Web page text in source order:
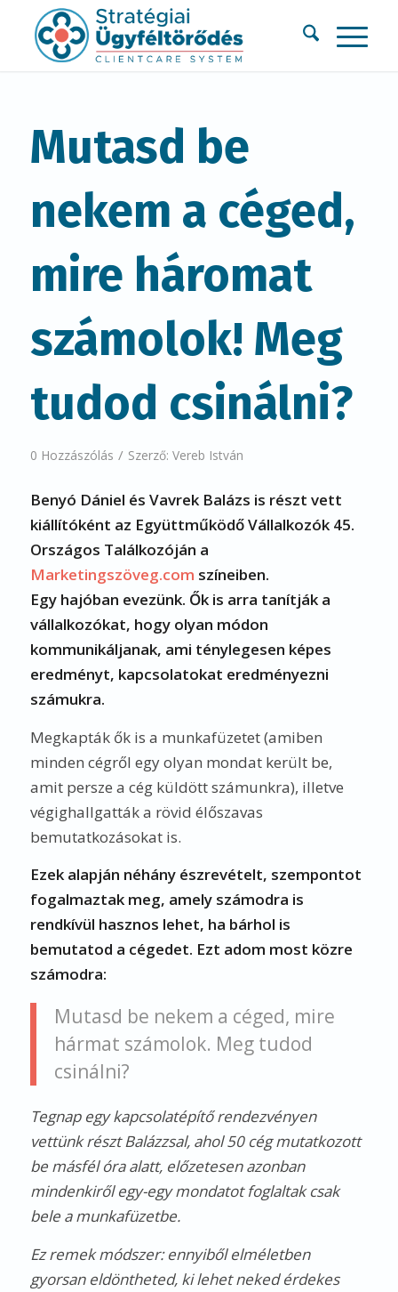
Mutasd be
nekem a céged,
mire háromat
számolok! Meg
tudod csinálni?
0 Hozzászólás / Szerző: Vereb István
Benyó Dániel és Vavrek Balázs is részt vett
kiállítóként az Együttműködő Vállalkozók 45.
Országos Találkozóján a
Marketingszöveg.com színeiben.
Egy hajóban evezünk. Ők is arra tanítják a
vállalkozókat, hogy olyan módon
kommunikáljanak, ami ténylegesen képes
eredményt, kapcsolatokat eredményezni
számukra.
Megkapták ők is a munkafüzetet (amiben
minden cégről egy olyan mondat került be,
amit persze a cég küldött számunkra), illetve
végighallgatták a rövid élőszavas
bemutatkozásokat is.
Ezek alapján néhány észrevételt, szempontot
fogalmaztak meg, amely számodra is
rendkívül hasznos lehet, ha bárhol is
bemutatod a cégedet. Ezt adom most közre
számodra:
Mutasd be nekem a céged, mire
hármat számolok. Meg tudod
csinálni?
Tegnap egy kapcsolatépítő rendezvényen
vettünk részt Balázzsal, ahol 50 cég mutatkozott
be másfél óra alatt, előzetesen azonban
mindenkiről egy-egy mondatot foglaltak csak
bele a munkafüzetbe.
Ez remek módszer: ennyiből elméletben
gyorsan eldöntheted, ki lehet neked érdekes